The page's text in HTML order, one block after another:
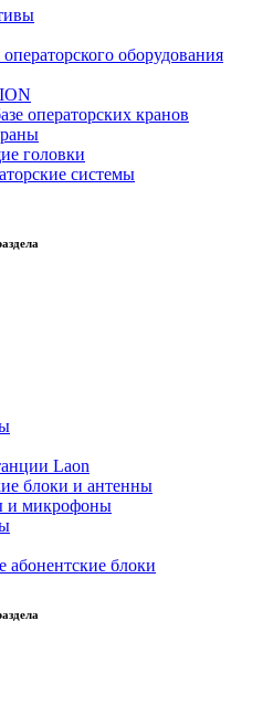
оборудования
операторских кранов
головки
системы
Laon
блоки и антенны
и микрофоны
абонентские блоки